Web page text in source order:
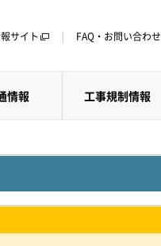
サイト FAQ・お問い合わせ
情報 工事規制情報